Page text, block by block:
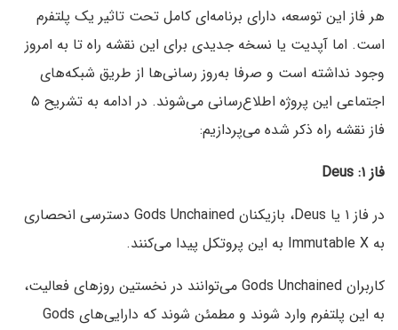
هر فاز این توسعه، دارای برنامه‌ای کامل تحت تاثیر یک پلتفرم
است. اما آپدیت یا نسخه جدیدی برای این نقشه راه تا به امروز
وجود نداشته است و صرفا به‌روز رسانی‌ها از طریق شبکه‌های
اجتماعی این پروژه اطلاع‌رسانی می‌شوند. در ادامه به تشریح ۵
فاز نقشه راه ذکر شده می‌پردازیم:
فاز ۱: Deus
در فاز ۱ یا Deus، بازیکنان Gods Unchained دسترسی انحصاری
به Immutable X به این پروتکل پیدا می‌کنند.
کاربران Gods Unchained می‌توانند در نخستین روزهای فعالیت،
به این پلتفرم وارد شوند و مطمئن شوند که دارایی‌های Gods